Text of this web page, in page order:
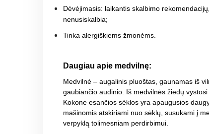
Dėvėjimasis: laikantis skalbimo
nenusiskalbia;
Tinka alergiškiems žmonėms
Daugiau apie medvilnę:
Medvilnė – augalinis pluoštas, gaunamas iš
gaubiančio audinio. Iš medvilnės žiedų
Kokone esančios sėklos yra apaugusios
mašinomis atskiriami nuo sėklų, susukami į
verpyklą tolimesniam perdirbimui.